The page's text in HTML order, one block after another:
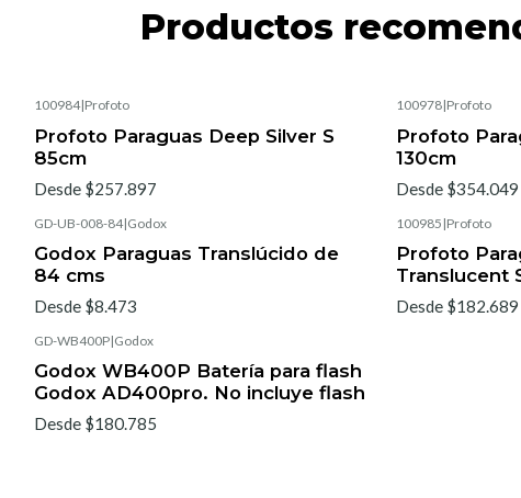
Productos
100984|Profoto
Profoto Paraguas Deep Silver S
85cm
Desde $257.897
100978|Profoto
Profoto
130cm
Desde $354.049
GD-UB-008-84|Godox
Godox Paraguas Translúcido de
84 cms
Desde $8.473
100985 |Profoto
Profoto
Translucent
Desde $182.689
GD-WB400P|Godox
Godox WB400P Batería para flash
Godox AD400pro. No incluye flash
Desde $180.785